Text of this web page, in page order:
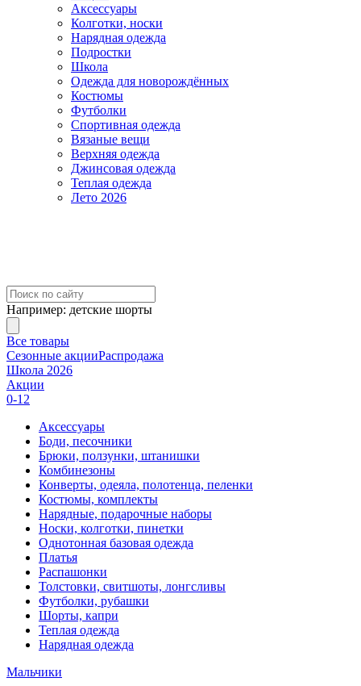
Аксессуары
Колготки, носки
Нарядная одежда
Подростки
Школа
Одежда для новорождённых
Костюмы
Футболки
Спортивная одежда
Вязаные вещи
Верхняя одежда
Джинсовая одежда
Теплая одежда
Лето 2026
Например: детские шорты
Все товары
Сезонные акцииРаспродажа
Школа 2026
Акции
0-12
Аксессуары
Боди, песочники
Брюки, ползунки, штанишки
Комбинезоны
Конверты, одеяла, полотенца, пеленки
Костюмы, комплекты
Нарядные, подарочные наборы
Носки, колготки, пинетки
Однотонная базовая одежда
Платья
Распашонки
Толстовки, свитшоты, лонгсливы
Футболки, рубашки
Шорты, капри
Теплая одежда
Нарядная одежда
Мальчики